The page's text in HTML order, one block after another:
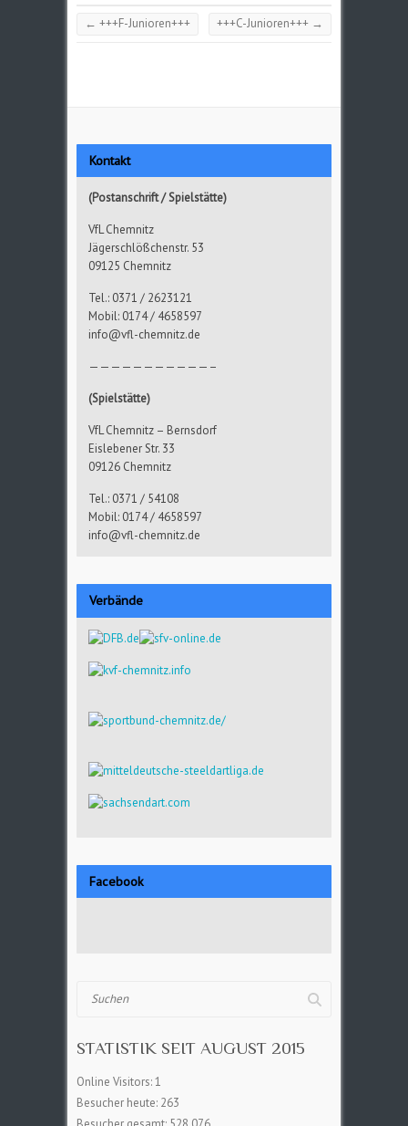
← +++F-Junioren+++ +++C-Junioren+++ →
Kontakt
(Postanschrift / Spielstätte)
VfL Chemnitz
Jägerschlößchenstr. 53
09125 Chemnitz
Tel.: 0371 / 2623121
Mobil: 0174 / 4658597
info@vfl-chemnitz.de
———————————–
(Spielstätte)
VfL Chemnitz – Bernsdorf
Eislebener Str. 33
09126 Chemnitz
Tel.: 0371 / 54108
Mobil: 0174 / 4658597
info@vfl-chemnitz.de
Verbände
Facebook
STATISTIK SEIT AUGUST 2015
Online Visitors:1
Besucher heute: 263